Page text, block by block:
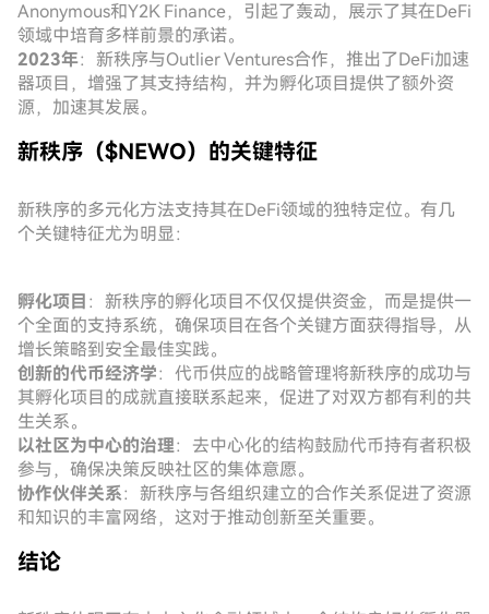
Anonymous和Y2K Finance，引起了轰动，展示了其在DeFi
领域中培育多样前景的承诺。
2023年：新秩序与Outlier Ventures合作，推出了DeFi加速
器项目，增强了其支持结构，并为孵化项目提供了额外资
源，加速其发展。
新秩序（$NEWO）的关键特征
新秩序的多元化方法支持其在DeFi领域的独特定位。有几
个关键特征尤为明显：
孵化项目 ：新秩序的孵化项目不仅仅提供资金，而是提供一
个全面的支持系统，确保项目在各个关键方面获得指导，从
增长策略到安全最佳实践。
创新的代币经济学：代币供应的战略管理将新秩序的成功与
其孵化项目的成就直接联系起来，促进了对双方都有利的共
生关系。
以社区为中心的治理：去中心化的结构鼓励代币持有者积极
参与，确保决策反映社区的集体意愿。
协作伙伴关系：新秩序与各组织建立的合作关系促进了资源
和知识的丰富网络，这对于推动创新至关重要。
结论